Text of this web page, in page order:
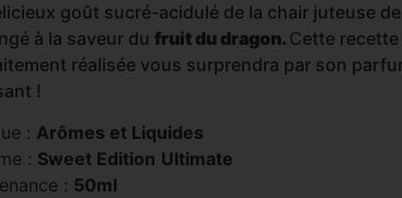
goût sucré-acidulé de la chair juteuse
à la saveur du fruit du dragon. Cette recette
réalisée vous surprendra par son
!
: Arômes et Liquides
: Sweet Edition Ultimate
: 50ml